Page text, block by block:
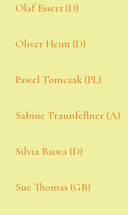
Olaf Essert (D)
Oliver Heim (D)
Pawel Tomczak (PL)
Sabine Traunfellner (A)
Silvia Ruwa (D)
Sue Thomas (GB)